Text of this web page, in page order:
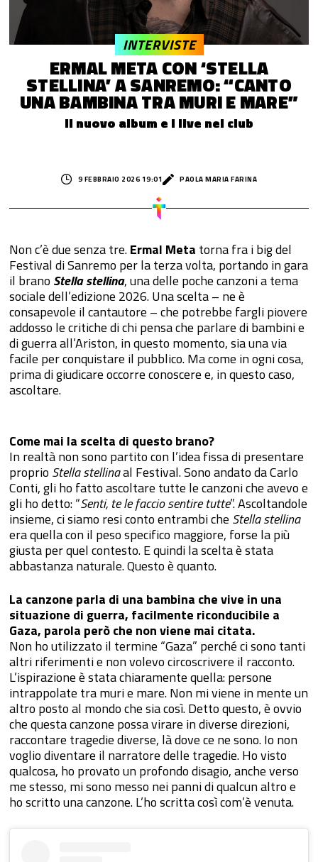
ERMAL META CON ‘STELLA
STELLINA’ A SANREMO: “CANTO
UNA BAMBINA TRA MURI E MARE”
Il nuovo album e i live nei club
INTERVISTE
9 FEBBRAIO 2026 19:01 PAOLA MARIA FARINA
Non c’è due senza tre.Ermal Meta torna fra i big del
Festival di Sanremo per la terza volta, portando in gara
il brano Stella stellina, una delle poche canzoni a tema
sociale dell’edizione 2026. Una scelta – ne è
consapevole il cantautore – che potrebbe fargli piovere
addosso le critiche di chi pensa che parlare di bambini e
di guerra all’Ariston, in questo momento, sia una via
facile per conquistare il pubblico. Ma come in ogni cosa,
prima di giudicare occorre conoscere e, in questo caso,
ascoltare.
Come mai la scelta di questo brano?
In realtà non sono partito con l’idea fissa di presentare
proprio Stella stellinaal Festival. Sono andato da Carlo
Conti, gli ho fatto ascoltare tutte le canzoni che avevo e
gli ho detto: “Senti, te le faccio sentire tutte”. Ascoltandole
insieme, ci siamo resi conto entrambi che Stella stellina
era quella con il peso specifico maggiore, forse la più
giusta per quel contesto. E quindi la scelta è stata
abbastanza naturale. Questo è quanto.
La canzone parla di una bambina che vive in una
situazione di guerra, facilmente riconducibile a
Gaza, parola però che non viene mai citata.
Non ho utilizzato il termine “Gaza” perché ci sono tanti
altri riferimenti e non volevo circoscrivere il racconto.
L’ispirazione è stata chiaramente quella: persone
intrappolate tra muri e mare. Non mi viene in mente un
altro posto al mondo che sia così. Detto questo, è ovvio
che questa canzone possa virare in diverse direzioni,
raccontare tragedie diverse, là dove ce ne sono. Io non
voglio diventare il narratore delle tragedie. Ho visto
qualcosa, ho provato un profondo disagio, anche verso
me stesso, mi sono messo nei panni di qualcun altro e
ho scritto una canzone. L’ho scritta così com’è venuta.